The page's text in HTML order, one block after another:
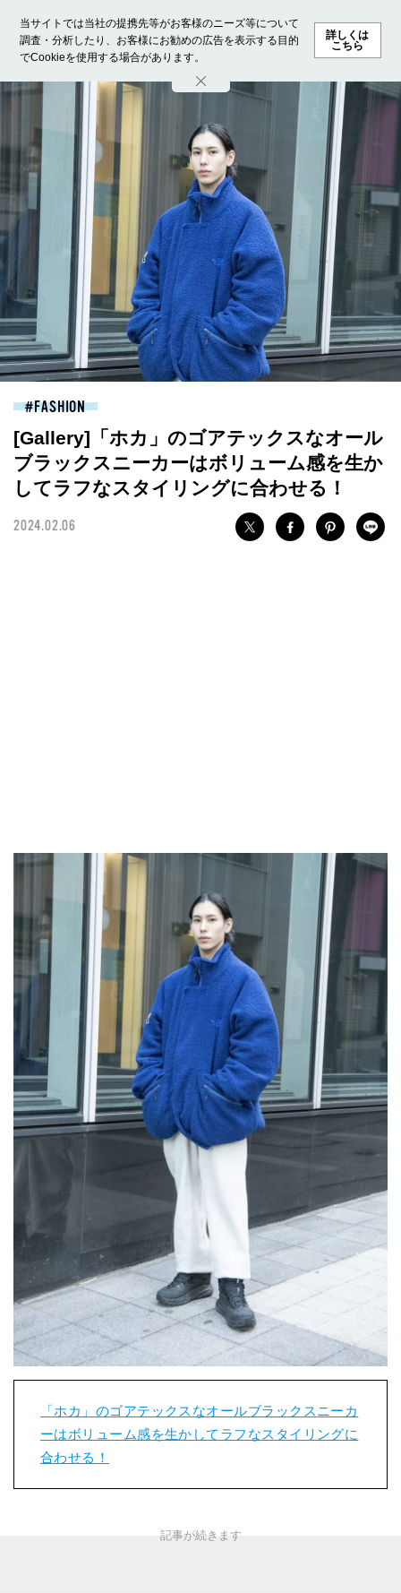
当サイトでは当社の提携先等がお客様のニーズ等について
調査・分析したり、お客様にお勧めの広告を表示する目的
でCookieを使用する場合があります。
詳しくは
こちら
ホーム モデル募集 ランキング ファッション ビューテ
FASHION
[Gallery]「ホカ」のゴアテックスなオール
ブラックスニーカーはボリューム感を生か
してラフなスタイリングに合わせる！
2024.02.06
「ホカ」のゴアテックスなオールブラックスニーカ
ーはボリューム感を生かしてラフなスタイリングに
合わせる！